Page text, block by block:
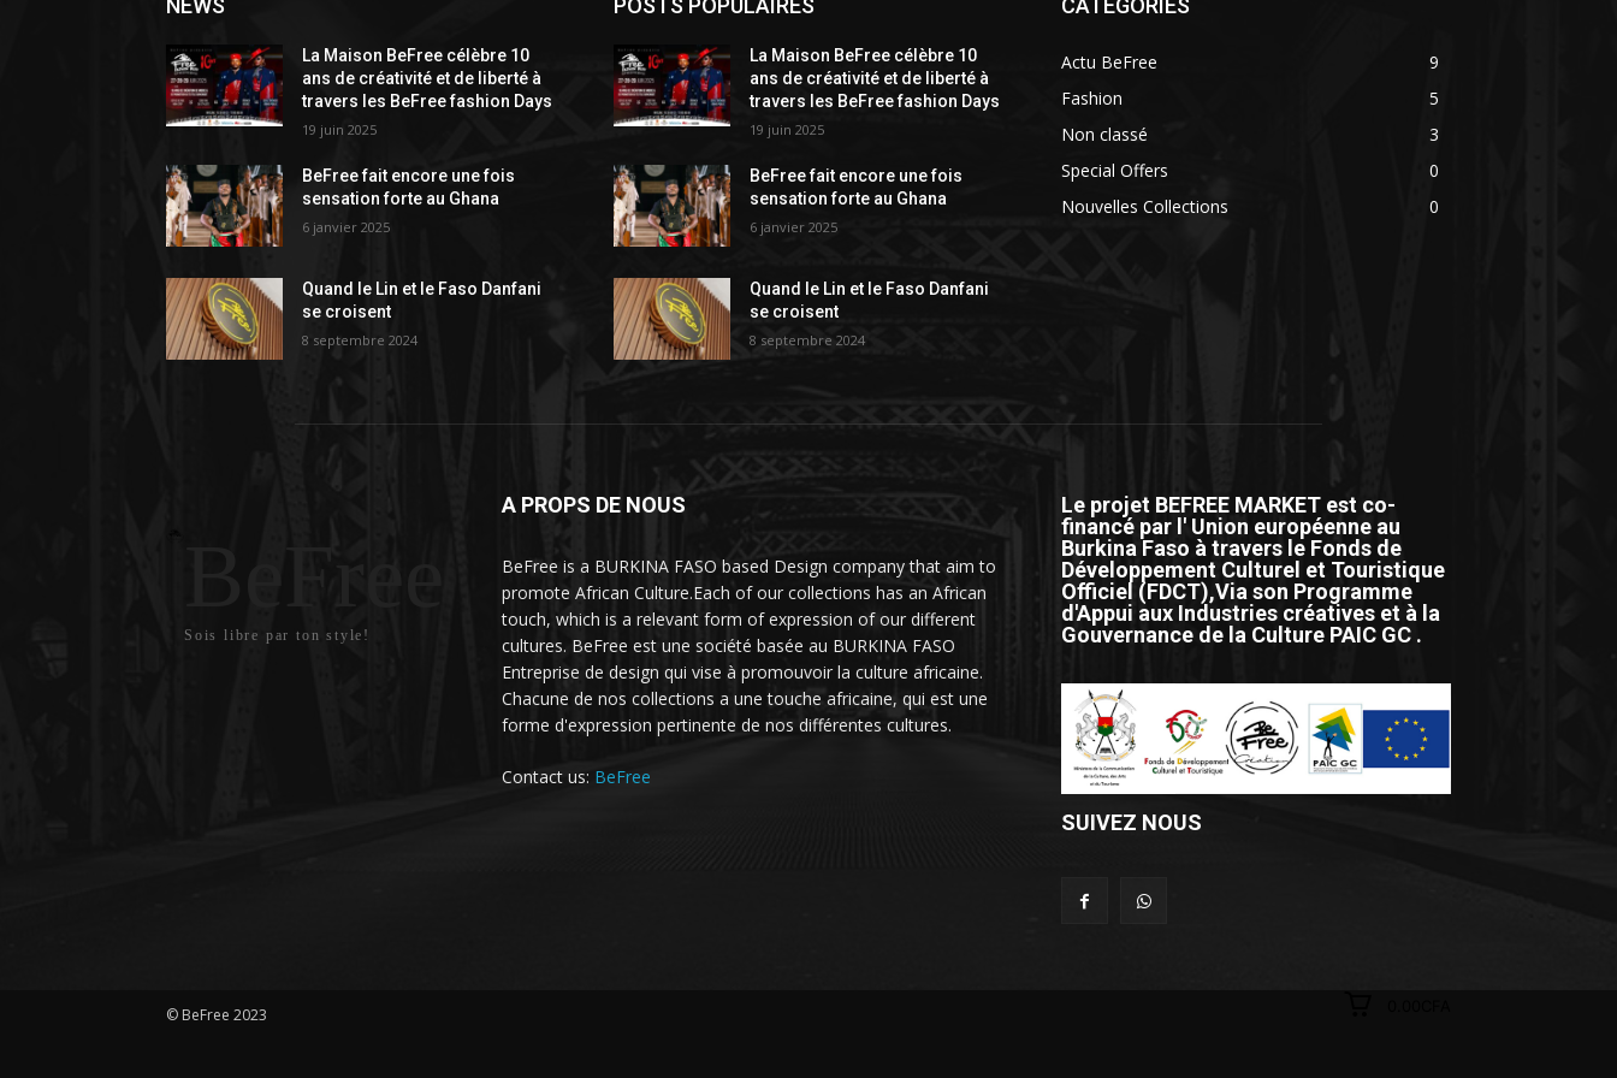
NEWS
La Maison BeFree célèbre 10
ans de créativité et de liberté à
travers les BeFree fashion Days
19 juin 2025
BeFree fait encore une fois
sensation forte au Ghana
6 janvier 2025
Quand le Lin et le Faso Danfani
se croisent
8 septembre 2024
POSTS POPULAIRES
La Maison BeFree célèbre 10
ans de créativité et de liberté à
travers les BeFree fashion Days
19 juin 2025
BeFree fait encore une fois
sensation forte au Ghana
6 janvier 2025
Quand le Lin et le Faso Danfani
se croisent
8 septembre 2024
CATEGORIES
Actu BeFree
9
Fashion
5
Non classé
3
Special Offers
0
Nouvelles Collections
0
Sois libre par ton style!
A PROPS DE NOUS
BeFree is a BURKINA FASO based Design company that aim to
promote African Culture.Each of our collections has an African
touch, which is a relevant form of expression of our different
cultures. BeFree est une société basée au BURKINA FASO
Entreprise de design qui vise à promouvoir la culture africaine.
Chacune de nos collections a une touche africaine, qui est une
forme d'expression pertinente de nos différentes cultures.
Contact us: BeFree
Le projet BEFREE MARKET est co-
financé par l' Union européenne au
Burkina Faso à travers le Fonds de
Développement Culturel et Touristique
Officiel (FDCT),Via son Programme
d'Appui aux Industries créatives et à la
Gouvernance de la Culture PAIC GC .
SUIVEZ NOUS
© BeFree 2023